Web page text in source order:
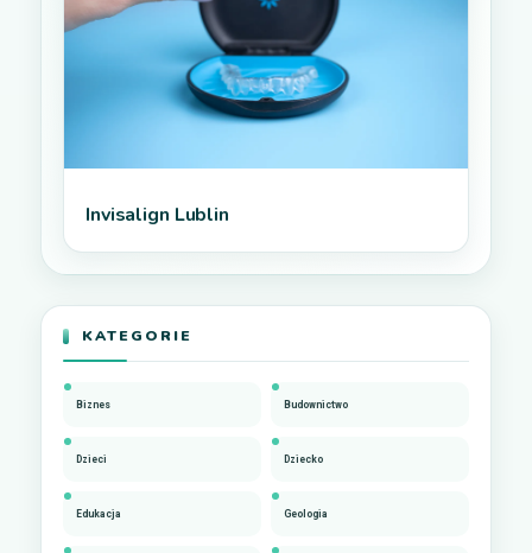
Invisalign Lublin
KATEGORIE
Biznes Budownictwo
Dzieci Dziecko
Edukacja Geologia